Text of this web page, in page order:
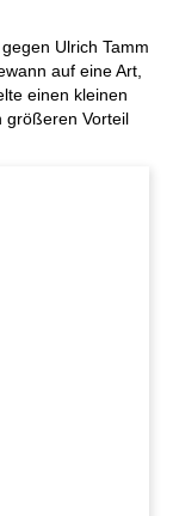
Ulrich Tamm
auf eine Art,
einen kleinen
größeren Vorteil